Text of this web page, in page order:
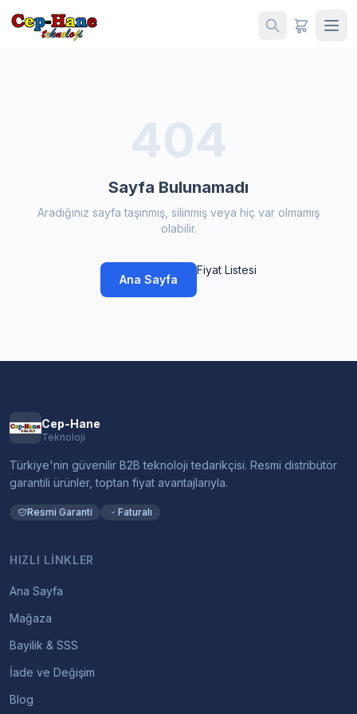
404
Sayfa Bulunamadı
Aradığınız sayfa taşınmış, silinmiş veya hiç var olmamış
olabilir.
Ana Sayfa
Fiyat Listesi
Cep-Hane
Teknoloji
Türkiye'nin güvenilir B2B teknoloji tedarikçisi. Resmi distribütör
garantili ürünler, toptan fiyat avantajlarıyla.
Resmi Garanti Faturalı
HIZLI LINKLER
Ana Sayfa
Mağaza
Bayilik & SSS
İade ve Değişim
Blog